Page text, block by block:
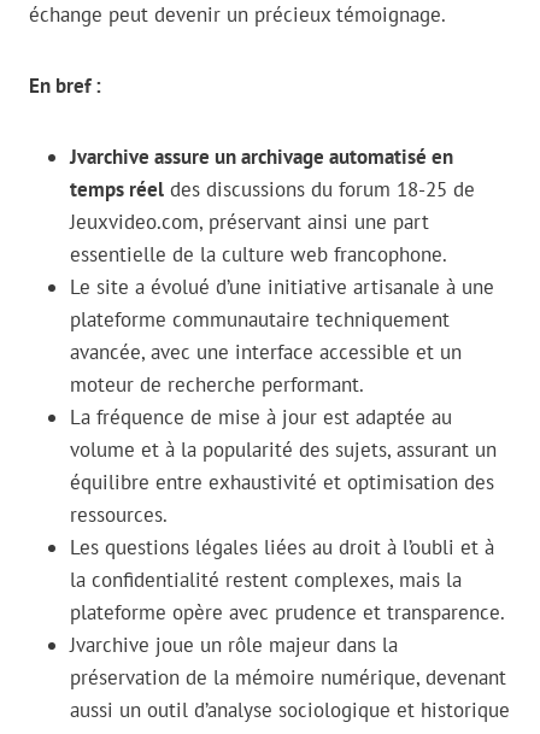
échange peut devenir un précieux témoignage.
En bref :
Jvarchive assure un archivage automatisé en
temps réel des discussions du forum 18-25 de
Jeuxvideo.com, préservant ainsi une part
essentielle de la culture web francophone.
Le site a évolué d’une initiative artisanale à une
plateforme communautaire techniquement
avancée, avec une interface accessible et un
moteur de recherche performant.
La fréquence de mise à jour est adaptée au
volume et à la popularité des sujets, assurant un
équilibre entre exhaustivité et optimisation des
ressources.
Les questions légales liées au droit à l’oubli et à
la confidentialité restent complexes, mais la
plateforme opère avec prudence et transparence.
Jvarchive joue un rôle majeur dans la
préservation de la mémoire numérique, devenant
aussi un outil d’analyse sociologique et historique